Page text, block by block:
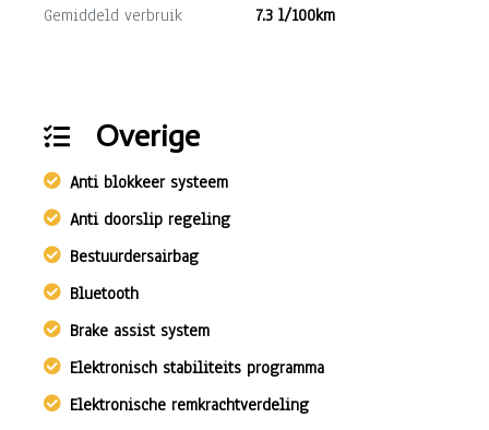
Gemiddeld verbruik
7.3 l/100km
Overige
Anti blokkeer systeem
Anti doorslip regeling
Bestuurdersairbag
Bluetooth
Brake assist system
Elektronisch stabiliteits programma
Elektronische remkrachtverdeling